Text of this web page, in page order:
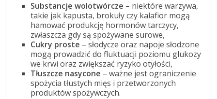
Substancje wolotwórcze – niektóre warzywa,
takie jak kapusta, brokuły czy kalafior mogą
hamować produkcję hormonów tarczycy,
zwłaszcza gdy są spożywane surowe,
Cukry proste – słodycze oraz napoje słodzone
mogą prowadzić do fluktuacji poziomu glukozy
we krwi oraz zwiększać ryzyko otyłości,
Tłuszcze nasycone – ważne jest ograniczenie
spożycia tłustych mięs i przetworzonych
produktów spożywczych.